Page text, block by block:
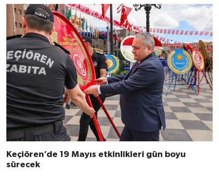
Keçiören’de 19 Mayıs etkinlikleri gün boyu
sürecek